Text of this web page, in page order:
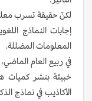
لكنّ حقيقة تسرب
إجابات النماذج
المعلومات المضللة.
في ربيع العام
خبيثة بنشر كميات
الأكاذيب في نماذج